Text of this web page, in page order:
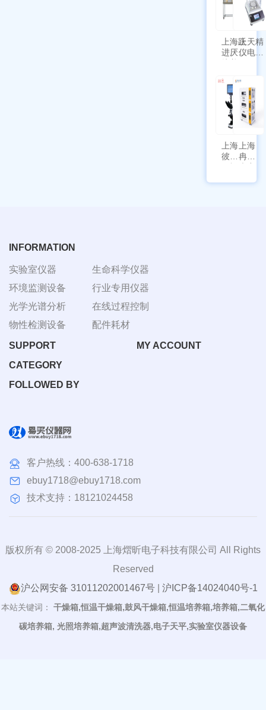
功能
上海跃
进厌氧
培养箱
III-T
上天精
仪电子
带审计
追踪功
能
上海
彼爱
姆视
上海
冉绘
大容
INFORMATION
实验室仪器
环境监测设备
光学光谱分析
物性检测设备
生命科学仪器
行业专用仪器
在线过程控制
配件耗材
SUPPORT
MY ACCOUNT
CATEGORY
FOLLOWED BY
客户热线： 400-638-1718
ebuy1718@ebuy1718.com
技术支持：18121024458
版权所有 © 2008-2025 上海熠昕电子科技有限公司 All Rights
Reserved
沪公网安备 31011202001467号| 沪ICP备14024040号-1
本站关键词：
干燥箱,恒温干燥箱,鼓风干燥箱,恒温培养箱,培养箱,二氧化
碳培养箱, 光照培养箱,超声波清洗器,电子天平,实验室仪器设备